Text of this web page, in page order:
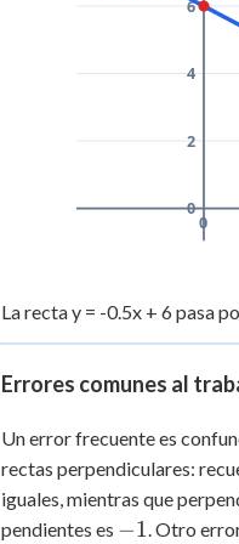
0
0
2
4
6
La recta y = -0.5x + 6 pasa
Errores comunes al
Un error frecuente es
rectas perpendiculares:
iguales, mientras que
pendientes es -1
−1. Otro